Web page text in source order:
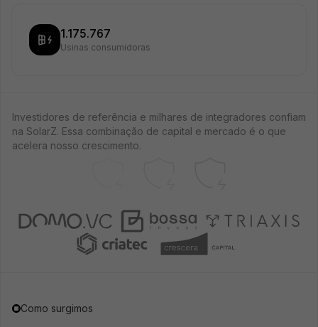
1.175.767
Usinas consumidoras
Investidores de referência e milhares de integradores confiam
na SolarZ. Essa combinação de capital e mercado é o que
acelera nosso crescimento.
Como surgimos